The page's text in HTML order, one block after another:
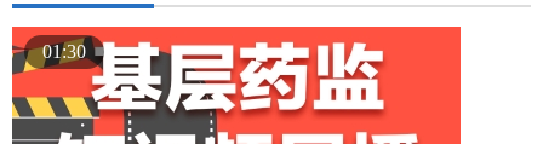
01:30